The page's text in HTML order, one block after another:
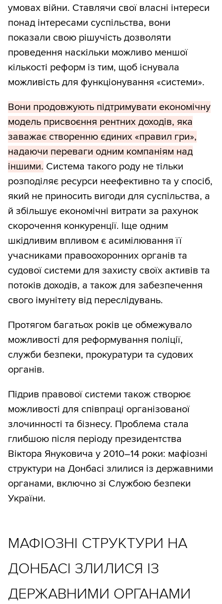
умовах війни. Ставлячи свої власні інтереси
понад інтересами суспільства, вони
показали свою рішучість дозволяти
проведення наскільки можливо меншої
кількості реформ із тим, щоб існувала
можливість для функціонування «системи».
Вони продовжують підтримувати економічну
модель присвоєння рентних доходів, яка
заважає створенню єдиних «правил гри»,
надаючи переваги одним компаніям над
іншими. Система такого роду не тільки
розподіляє ресурси неефективно та у спосіб,
який не приносить вигоди для суспільства, а
й збільшує економічні витрати за рахунок
скорочення конкуренції. Іще одним
шкідливим впливом є асимілювання її
учасниками правоохоронних органів та
судової системи для захисту своїх активів та
потоків доходів, а також для забезпечення
свого імунітету від переслідувань.
Протягом багатьох років це обмежувало
можливості для реформування поліції,
служби безпеки, прокуратури та судових
органів.
Підрив правової системи також створює
можливості для співпраці організованої
злочинності та бізнесу. Проблема стала
глибшою після періоду президентства
Віктора Януковича у 2010–14 роки: мафіозні
структури на Донбасі злилися із державними
органами, включно зі Службою безпеки
України.
МАФІОЗНІ СТРУКТУРИ НА
ДОНБАСІ ЗЛИЛИСЯ ІЗ
ДЕРЖАВНИМИ ОРГАНАМИ